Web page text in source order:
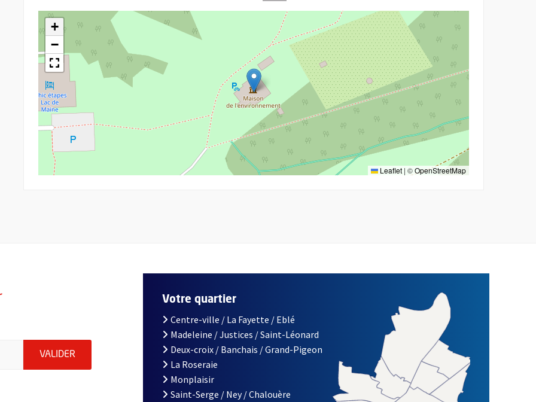
+
−
Leaflet | ©OpenStreetMap
indiquez votre email (champ obligatoire)
VALIDER ENVOYER MA DEMANDE D'INSCRIPTION À LA LETTRE D'INFORMATION DE LA VILLE D'ANGERS
Votre quartier
Centre-ville / La Fayette / Eblé
Madeleine / Justices / Saint-Léonard
Deux-croix / Banchais / Grand-Pigeon
La Roseraie
Monplaisir
Saint-Serge / Ney / Chalouère